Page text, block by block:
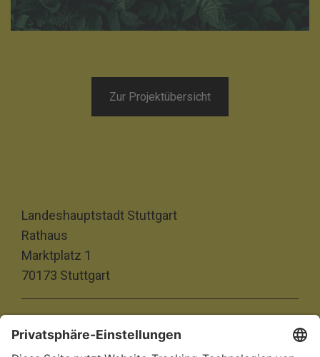
Zur Projektübersicht
Landeshauptstadt Stuttgart
Rathaus
Marktplatz 1
70173 Stuttgart